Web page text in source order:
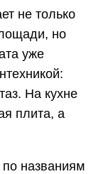
не только
но
уже
На кухне
плита, а
названиям